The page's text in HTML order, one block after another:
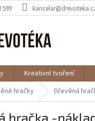
599
Kreativní tvoření
hračky Dřevěná
hračka -